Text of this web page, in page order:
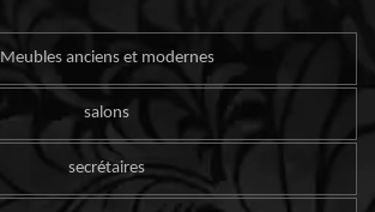
Meubles anciens et modernes
salons
secrétaires